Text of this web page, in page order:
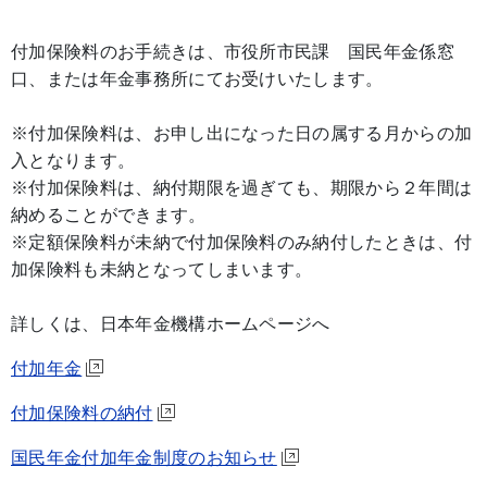
付加保険料のお手続きは、市役所市民課 国民年金係窓
口、または年金事務所にてお受けいたします。
※付加保険料は、お申し出になった日の属する月からの加
入となります。
※付加保険料は、納付期限を過ぎても、期限から２年間は
納めることができます。
※定額保険料が未納で付加保険料のみ納付したときは、付
加保険料も未納となってしまいます。
詳しくは、日本年金機構ホームページへ
付加年金
付加保険料の納付
国民年金付加年金制度のお知らせ